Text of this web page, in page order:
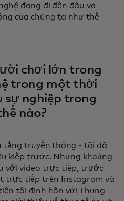
đang đi đến đâu và
của chúng ta như thế
chơi lớn trong
trong một thời
sự nghiệp trong
nào?
tảng truyền thông - tôi đã
kiếp trước. Nhưng khoảng
với video trực tiếp, trước
trực tiếp trên Instagram và
tôi đính hôn với Thung